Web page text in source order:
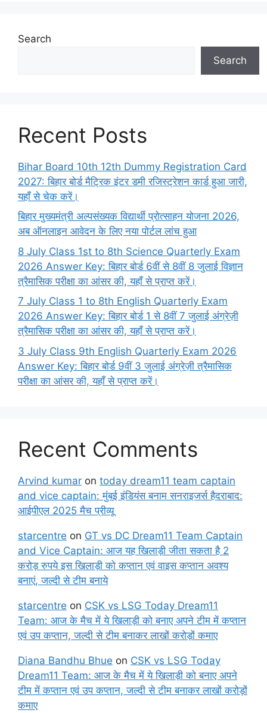
Search
Search
Recent Posts
Bihar Board 10th 12th Dummy Registration Card
2027: बिहार बोर्ड मैट्रिक इंटर डमी रजिस्ट्रेशन कार्ड हुआ जारी,
यहाँ से चेक करें।
बिहार मुख्यमंत्री अल्पसंख्यक विद्यार्थी प्रोत्साहन योजना 2026,
अब ऑनलाइन आवेदन के लिए नया पोर्टल लांच हुआ
8 July Class 1st to 8th Science Quarterly Exam
2026 Answer Key: बिहार बोर्ड 6वीं से 8वीं 8 जुलाई विज्ञान
त्रैमासिक परीक्षा का आंसर की, यहाँ से प्राप्त करें।
7 July Class 1 to 8th English Quarterly Exam
2026 Answer Key: बिहार बोर्ड 1 से 8वीं 7 जुलाई अंग्रेज़ी
त्रैमासिक परीक्षा का आंसर की, यहाँ से प्राप्त करें।
3 July Class 9th English Quarterly Exam 2026
Answer Key: बिहार बोर्ड 9वीं 3 जुलाई अंग्रेज़ी त्रैमासिक
परीक्षा का आंसर की, यहाँ से प्राप्त करें।
Recent Comments
Arvind kumar on today dream11 team captain
and vice captain: मुंबई इंडियंस बनाम सनराइजर्स हैदराबाद:
आईपीएल 2025 मैच प्रीव्यू
starcentre on GT vs DC Dream11 Team Captain
and Vice Captain: आज यह खिलाड़ी जीता सकता है 2
करोड़ रुपये इस खिलाड़ी को कप्तान एवं वाइस कप्तान अवश्य
बनाएं, जल्दी से टीम बनाये
starcentre on CSK vs LSG Today Dream11
Team: आज के मैच में ये खिलाड़ी को बनाए अपने टीम में कप्तान
एवं उप कप्तान, जल्दी से टीम बनाकर लाखों करोड़ों कमाए
Diana Bandhu Bhue on CSK vs LSG Today
Dream11 Team: आज के मैच में ये खिलाड़ी को बनाए अपने
टीम में कप्तान एवं उप कप्तान, जल्दी से टीम बनाकर लाखों करोड़ों
कमाए